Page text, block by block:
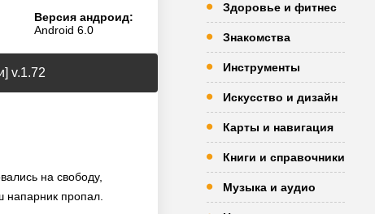
Версия андроид:
Android 6.0
v.1.72
на свободу,
напарник пропал.
Здоровье и фитнес
Знакомства
Инструменты
Искусство и дизайн
Карты и навигация
Книги и справочники
Музыка и аудио